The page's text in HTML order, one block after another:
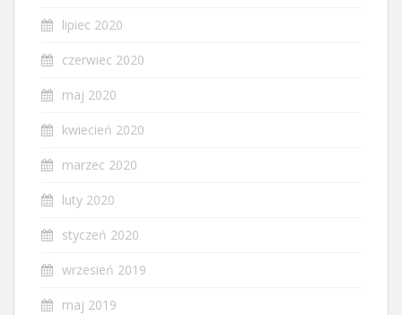
lipiec 2020
czerwiec 2020
maj 2020
kwiecień 2020
marzec 2020
luty 2020
styczeń 2020
wrzesień 2019
maj 2019